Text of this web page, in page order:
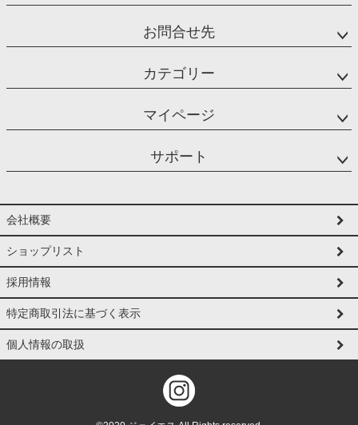
お問合せ先
カテゴリー
マイページ
サポート
会社概要
ショップリスト
採用情報
特定商取引法に基づく表示
個人情報の取扱